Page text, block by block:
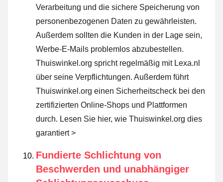
Verarbeitung und die sichere Speicherung von
personenbezogenen Daten zu gewährleisten.
Außerdem sollten die Kunden in der Lage sein,
Werbe-E-Mails problemlos abzubestellen.
Thuiswinkel.org spricht regelmäßig mit Lexa.nl
über seine Verpflichtungen. Außerdem führt
Thuiswinkel.org einen Sicherheitscheck bei den
zertifizierten Online-Shops und Plattformen
durch. Lesen Sie hier, wie Thuiswinkel.org dies
garantiert >
Fundierte Schlichtung von
Beschwerden und unabhängiger